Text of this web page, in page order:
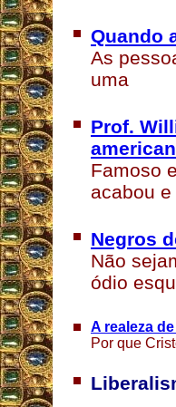
Quando
As
uma
Prof.
Famoso
acabou
Negros
Não
ódio
A realeza
Por que